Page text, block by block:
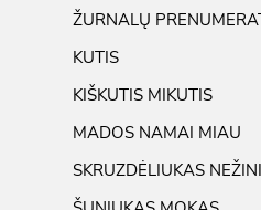
ŽURNALŲ
KUTIS
KIŠKUTIS MIKUTIS
MADOS NAMAI MIAU
SKRUZDĖLIUKAS